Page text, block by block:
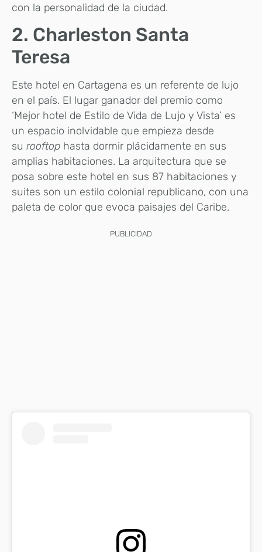
con la personalidad de la ciudad.
2. Charleston Santa
Teresa
Este hotel en Cartagena es un referente de lujo
en el país. El lugar ganador del premio como
‘Mejor hotel de Estilo de Vida de Lujo y Vista’ es
un espacio inolvidable que empieza desde
su rooftop hasta dormir plácidamente en sus
amplias habitaciones. La arquitectura que se
posa sobre este hotel en sus 87 habitaciones y
suites son un estilo colonial republicano, con una
paleta de color que evoca paisajes del Caribe.
PUBLICIDAD